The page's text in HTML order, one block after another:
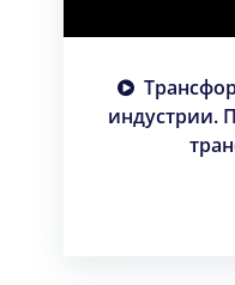
индустрии.